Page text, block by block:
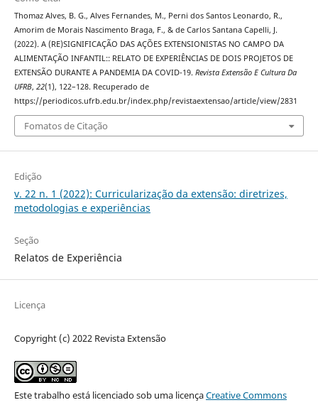
Thomaz Alves, B. G., Alves Fernandes, M., Perni dos Santos Leonardo, R.,
Amorim de Morais Nascimento Braga, F., & de Carlos Santana Capelli, J.
(2022). A (RE)SIGNIFICAÇÃO DAS AÇÕES EXTENSIONISTAS NO CAMPO DA
ALIMENTAÇÃO INFANTIL:: RELATO DE EXPERIÊNCIAS DE DOIS PROJETOS DE
EXTENSÃO DURANTE A PANDEMIA DA COVID-19. Revista Extensão E Cultura Da
UFRB, 22(1), 122–128. Recuperado de
https://periodicos.ufrb.edu.br/index.php/revistaextensao/article/view/2831
Fomatos de Citação
Edição
v. 22 n. 1 (2022): Curricularização da extensão: diretrizes,
metodologias e experiências
Seção
Relatos de Experiência
Licença
Copyright (c) 2022 Revista Extensão
Este trabalho está licenciado sob uma licençaCreative Commons